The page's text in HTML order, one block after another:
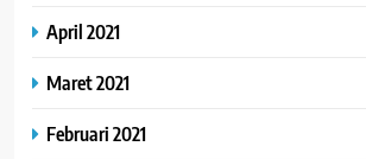
April 2021
Maret 2021
Februari 2021